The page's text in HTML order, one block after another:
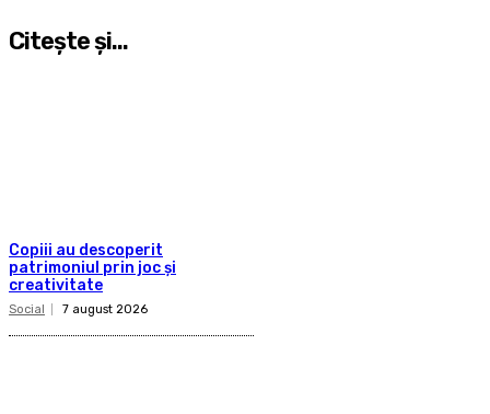
Citeşte şi...
Copiii au descoperit
patrimoniul prin joc și
creativitate
Social 7 august 2026